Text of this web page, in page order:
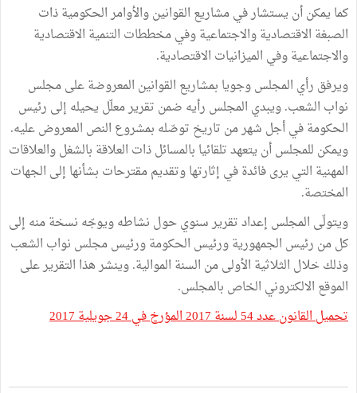
كما يمكن أن يستشار في مشاريع القوانين والأوامر الحكومية ذات
الصبغة الاقتصادية والاجتماعية وفي مخططات التنمية الاقتصادية
والاجتماعية وفي الميزانيات الاقتصادية.
ويرفق رأي المجلس وجويا بمشاريع القوانين المعروضة على مجلس
نواب الشعب. ويبدي المجلس رأيه ضمن تقرير معلّل يحيله إلى رئيس
الحكومة في أجل شهر من تاريخ توصّله بمشروع النص المعروض عليه.
ويمكن للمجلس أن يتعهد تلقائيا بالمسائل ذات العلاقة بالشغل والعلاقات
المهنية التي يرى فائدة في إثارتها وتقديم مقترحات بشأنها إلى الجهات
المختصة.
ويتولّى المجلس إعداد تقرير سنوي حول نشاطه ويوجّه نسخة منه إلى
كل من رئيس الجمهورية ورئيس الحكومة ورئيس مجلس نواب الشعب
وذلك خلال الثلاثية الأولى من السنة الموالية. وينشر هذا التقرير على
الموقع الالكتروني الخاص بالمجلس.
تحميل القانون عدد 54 لسنة 2017 المؤرخ في 24 جويلية 2017